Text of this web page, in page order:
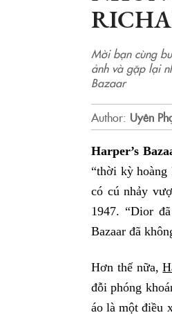
Mời bạn cùng
ảnh và gặp lại
Bazaar
Author: Uyên
Harper’s
“thời kỳ
có cú nhảy
1947. “Dior
Bazaar đã
Hơn thế nữa,
đỗi phóng
áo là một điều